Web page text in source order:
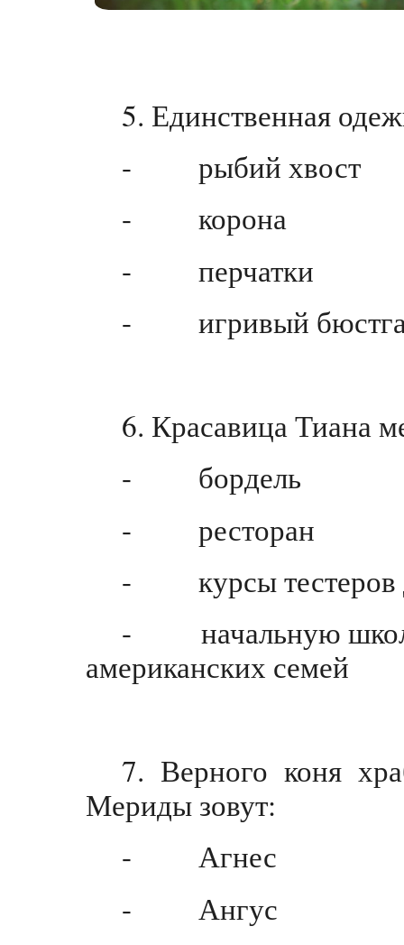
5. Единственная
- рыбий хвост
- корона
- перчатки
- игривый
6. Красавица Тиана
- бордель
- ресторан
- курсы тестеров
- начальную школу
американских семей
7. Верного коня
Мериды зовут:
- Агнес
- Ангус